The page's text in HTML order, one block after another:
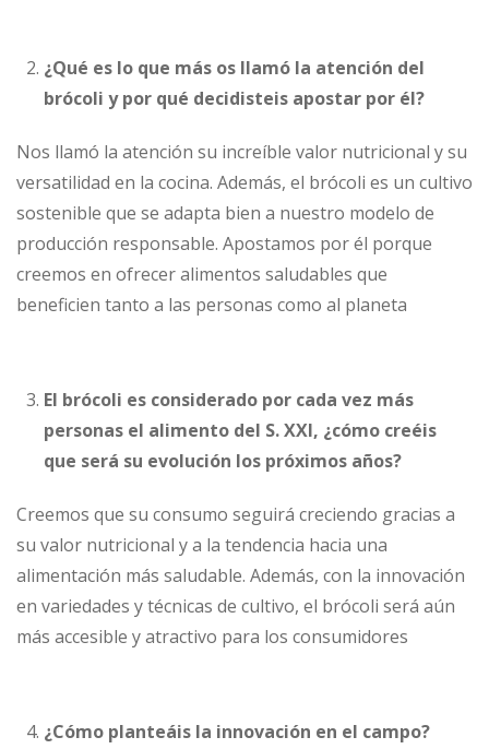
¿Qué es lo que más os llamó la atención del
brócoli y por qué decidisteis apostar por él?
Nos llamó la atención su increíble valor nutricional y su
versatilidad en la cocina. Además, el brócoli es un cultivo
sostenible que se adapta bien a nuestro modelo de
producción responsable. Apostamos por él porque
creemos en ofrecer alimentos saludables que
beneficien tanto a las personas como al planeta
El brócoli es considerado por cada vez más
personas el alimento del S. XXI, ¿cómo creéis
que será su evolución los próximos años?
Creemos que su consumo seguirá creciendo gracias a
su valor nutricional y a la tendencia hacia una
alimentación más saludable. Además, con la innovación
en variedades y técnicas de cultivo, el brócoli será aún
más accesible y atractivo para los consumidores
¿Cómo planteáis la innovación en el campo?